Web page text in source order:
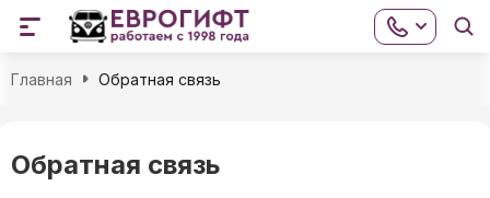
Главная Обратная связь
Обратная связь